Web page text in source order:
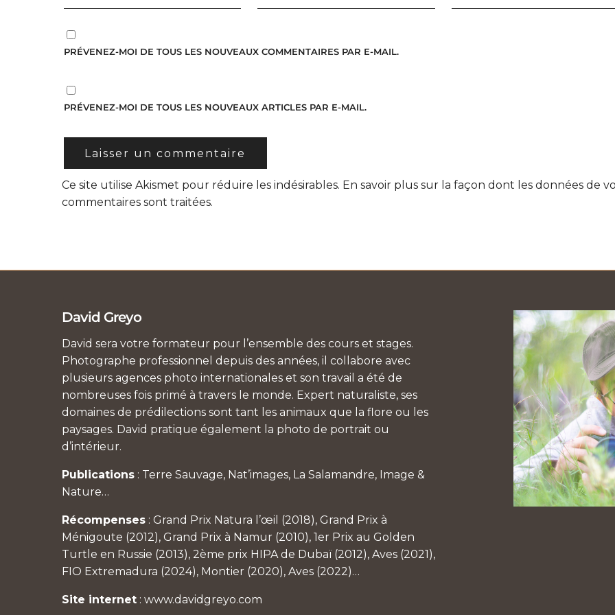
PRÉVENEZ-MOI DE TOUS LES NOUVEAUX COMMENTAIRES PAR E-MAIL.
PRÉVENEZ-MOI DE TOUS LES NOUVEAUX ARTICLES PAR E-MAIL.
Ce site utilise Akismet pour réduire les indésirables. En savoir plus sur la façon dont les données de
commentaires sont traitées.
David Greyo
David sera votre formateur pour l’ensemble des cours et stages.
Photographe professionnel depuis des années, il collabore avec
plusieurs agences photo internationales et son travail a été de
nombreuses fois primé à travers le monde. Expert naturaliste, ses
domaines de prédilections sont tant les animaux que la flore ou les
paysages. David pratique également la photo de portrait ou
d’intérieur.
Publications : Terre Sauvage, Nat’images, La Salamandre, Image &
Nature…
Récompenses : Grand Prix Natura l’œil (2018), Grand Prix à
Ménigoute (2012), Grand Prix à Namur (2010), 1er Prix au Golden
Turtle en Russie (2013), 2ème prix HIPA de Dubaï (2012), Aves (2021),
FIO Extremadura (2024), Montier (2020), Aves (2022)…
Site internet : www.davidgreyo.com